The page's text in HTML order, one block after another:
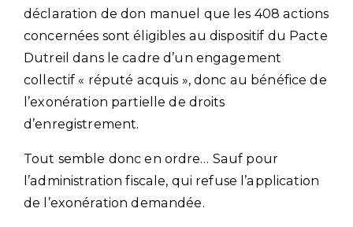
déclaration de don manuel que les 408 actions
concernées sont éligibles au dispositif du Pacte
Dutreil dans le cadre d’un engagement
collectif « réputé acquis », donc au bénéfice de
l’exonération partielle de droits
d’enregistrement.
Tout semble donc en ordre… Sauf pour
l’administration fiscale, qui refuse l’application
de l’exonération demandée.